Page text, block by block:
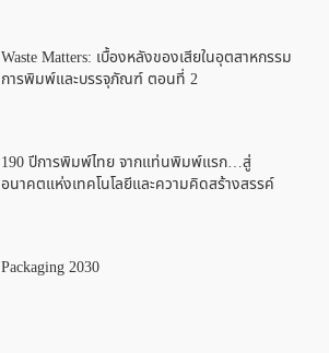
Waste Matters: เบื้องหลังของเสียในอุตสาหกรรม
การพิมพ์และบรรจุภัณฑ์ ตอนที่ 2
190 ปีการพิมพ์ไทย จากแท่นพิมพ์แรก…สู่
อนาคตแห่งเทคโนโลยีและความคิดสร้างสรรค์
Packaging 2030